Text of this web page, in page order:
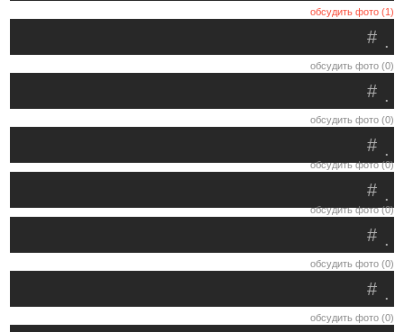
обсудить фото (1)
.
#
обсудить фото (0)
.
#
обсудить фото (0)
.
#
обсудить фото (0)
.
#
обсудить фото (0)
.
#
обсудить фото (0)
.
#
обсудить фото (0)